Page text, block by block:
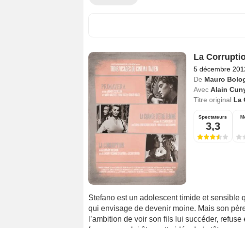
La
5 décembre
De Mauro
Avec Alain
Titre original La
Spectateurs
3,3
Stefano est un adolescent timide et sensible
qui envisage de devenir moine. Mais son
l’ambition de voir son fils lui succéder,